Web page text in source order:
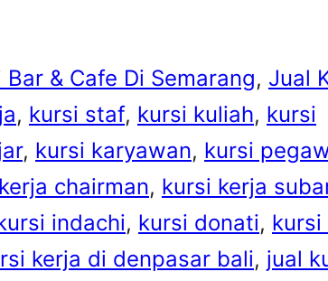
Bar & Cafe Di Semarang, Jual
, kursi staf, kursi kuliah, kursi
, kursi karyawan, kursi
chairman, kursi kerja
indachi, kursi donati, kursi
kerja di denpasar bali, jual